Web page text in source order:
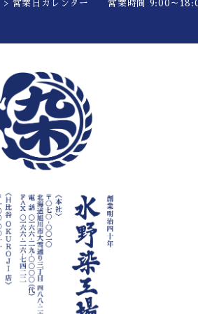
> 営業日カレンダー 営業時間 9:00～